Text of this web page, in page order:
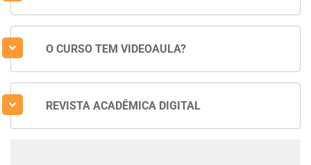
O CURSO TEM VIDEOAULA?
REVISTA ACADÊMICA DIGITAL